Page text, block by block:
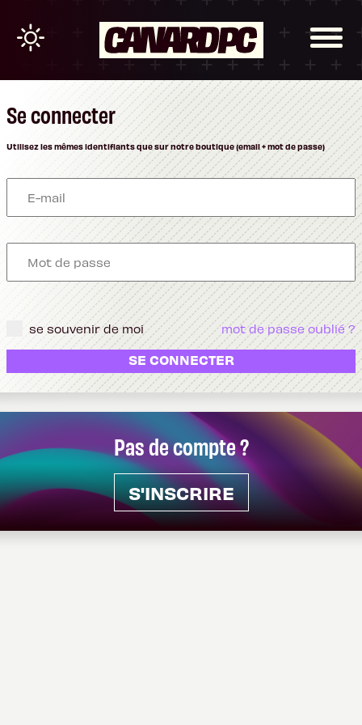
Pas de compte ?
S'INSCRIRE
Se connecter
Utilisez les mêmes identifiants que sur notre boutique (email + mot de passe)
se souvenir de moi mot de passe oublié ?
SE CONNECTER